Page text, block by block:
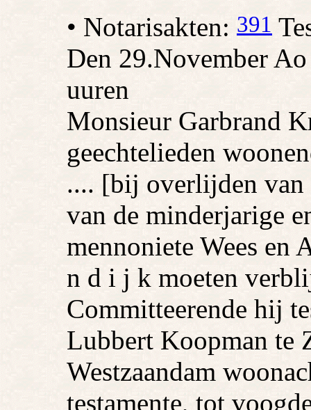
• Notarisakten: 391
Den 29.November
uuren
Monsieur Garbrand
geechtelieden
.... [bij overlijden van
van de minderjarige
mennoniete Wees en
n d i j k moeten
Committeerende hij
Lubbert Koopman te
Westzaandam
testamente, tot